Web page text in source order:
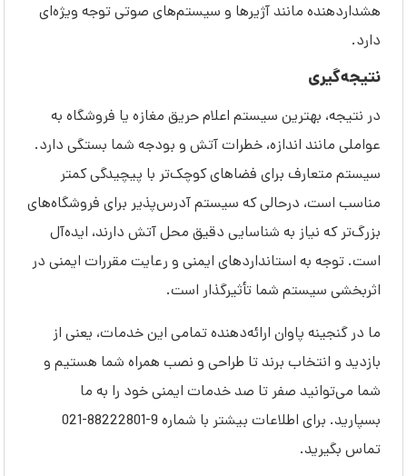
هشداردهنده مانند آژیرها و سیستم‌های صوتی توجه ویژه‌ای
دارد.
نتیجه‌گیری
در نتیجه، بهترین سیستم اعلام حریق مغازه یا فروشگاه به
عواملی مانند اندازه، خطرات آتش و بودجه شما بستگی دارد.
سیستم متعارف برای فضاهای کوچک‌تر با پیچیدگی کمتر
مناسب است، درحالی که سیستم آدرس‌پذیر برای فروشگاه‌های
بزرگ‌تر که نیاز به شناسایی دقیق محل آتش دارند، ایده‌آل
است. توجه به استانداردهای ایمنی و رعایت مقررات ایمنی در
اثربخشی سیستم شما تأثیرگذار است.
ما در گنجینه پاوان ارائه‌دهنده تمامی این خدمات، یعنی از
بازدید و انتخاب برند تا طراحی و نصب همراه شما هستیم و
شما می‌توانید صفر تا صد خدمات ایمنی خود را به ما
بسپارید. برای اطلاعات بیشتر با شماره 9-88222801-021
تماس بگیرید.